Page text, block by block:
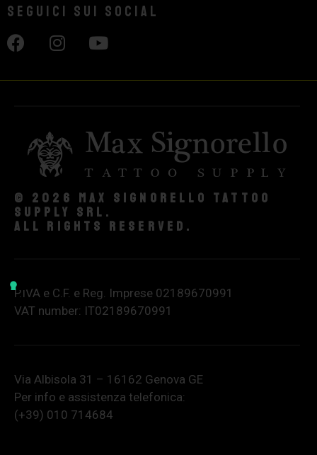
Seguici sui social
© 2026 Max Signorello Tattoo
supply srl.
All rights reserved.
P.IVA e C.F. e Reg. Imprese 02189670991
VAT number: IT02189670991
Via Albisola 31 – 16162 Genova GE
Per info e assistenza telefonica:
(+39) 010 714684